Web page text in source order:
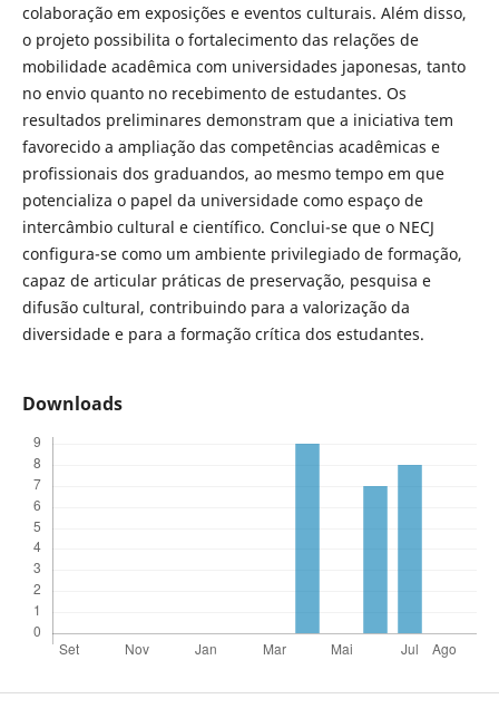
colaboração em exposições e eventos culturais. Além disso,
o projeto possibilita o fortalecimento das relações de
mobilidade acadêmica com universidades japonesas, tanto
no envio quanto no recebimento de estudantes. Os
resultados preliminares demonstram que a iniciativa tem
favorecido a ampliação das competências acadêmicas e
profissionais dos graduandos, ao mesmo tempo em que
potencializa o papel da universidade como espaço de
intercâmbio cultural e científico. Conclui-se que o NECJ
configura-se como um ambiente privilegiado de formação,
capaz de articular práticas de preservação, pesquisa e
difusão cultural, contribuindo para a valorização da
diversidade e para a formação crítica dos estudantes.
Downloads